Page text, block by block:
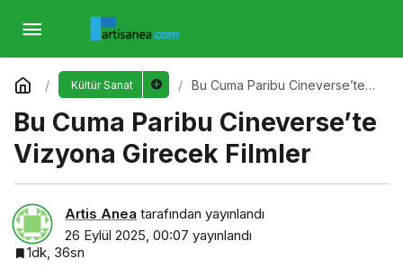
Kültür Sanat
Bu Cuma Paribu Cineverse’te
Bu Cuma Paribu Cineverse’te
Vizyona Girecek Filmler
Artis Anea tarafından yayınlandı
26 Eylül 2025, 00:07 yayınlandı
1dk, 36sn
Bu Cuma Paribu Cineverse’te Vizyona
Girecek Filmler
Yorum Yap